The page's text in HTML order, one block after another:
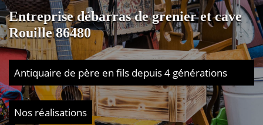
Entreprise débarras de grenier et cave
Rouille 86480
Antiquaire de père en fils depuis 4 générations
Nos réalisations